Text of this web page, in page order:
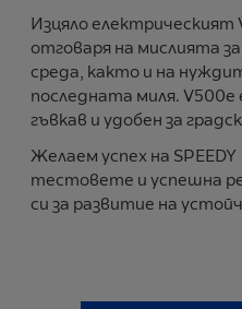
Изцяло
отговаря на мислията
среда, както и на
последната миля.
гъвкав и удобен за
Желаем успех на
тестовете и успешна
си за развитие на